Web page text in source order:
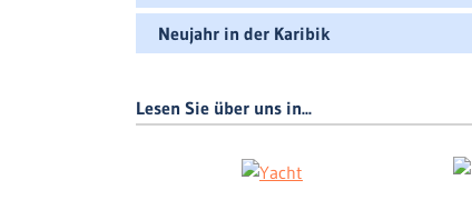
Neujahr in der Karibik
Lesen Sie über uns in...